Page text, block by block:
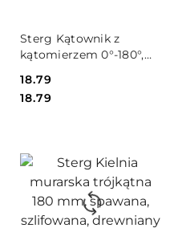
Sterg Kątownik z
kątomierzem 0°-180°,
Cena:
18.79
Cena:
18.79
DO KOSZYKA